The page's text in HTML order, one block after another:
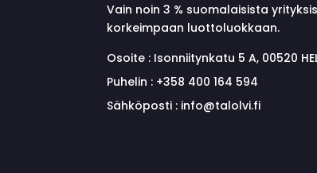
Vain noin 3 % suomalaisista
korkeimpaan luottoluokkaan.
Osoite : Isonniitynkatu 5 A, 00520
Puhelin : +358 400 164 594
Sähköposti : info@talolvi.fi